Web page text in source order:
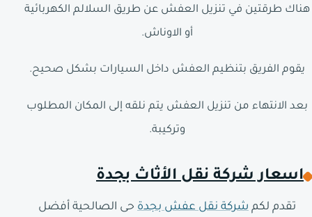
هناك طرقتين في تنزيل العفش عن طريق السلالم الكهربائية
أو الاوناش.
يقوم الفريق بتنظيم العفش داخل السيارات بشكل صحيح.
بعد الانتهاء من تنزيل العفش يتم نلقه إلى المكان المطلوب
وتركيبة.
اسعار شركة نقل الأثاث بجدة
تقدم لكم شركة نقل عفش بجدة حى الصالحية أفضل